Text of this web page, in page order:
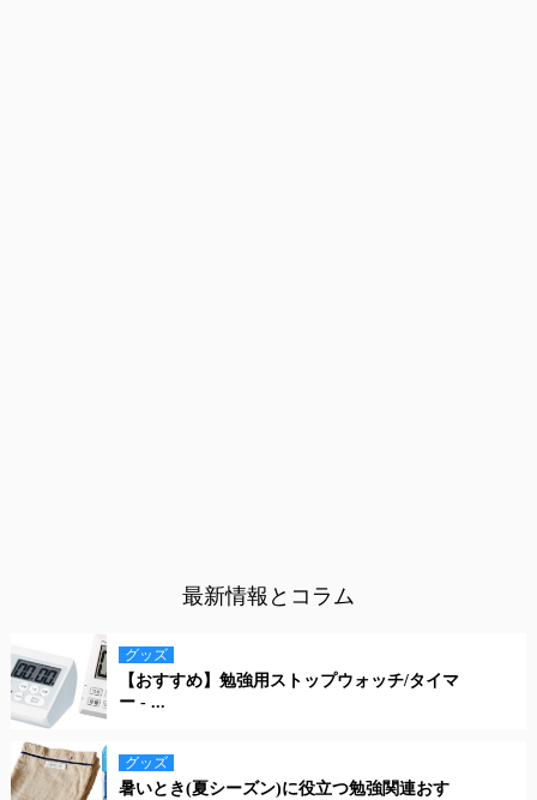
最新情報とコラム
グッズ
【おすすめ】勉強用ストップウォッチ/タイマ
ー - ...
グッズ
暑いとき(夏シーズン)に役立つ勉強関連おす